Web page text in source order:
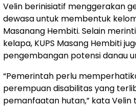
Velin berinisiatif menggerakan
dewasa untuk membentuk
Masanang Hembiti. Selain
kelapa, KUPS Masang Hembiti
pengembangan potensi danau
“Pemerintah perlu
perempuan disabilitas yang
pemanfaatan hutan,” kata